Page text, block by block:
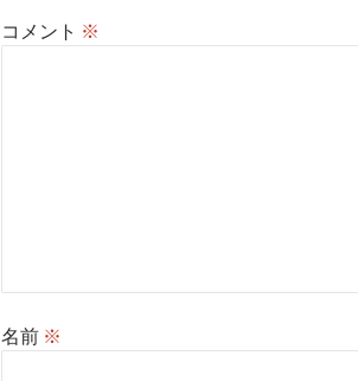
コメント ※
名前 ※